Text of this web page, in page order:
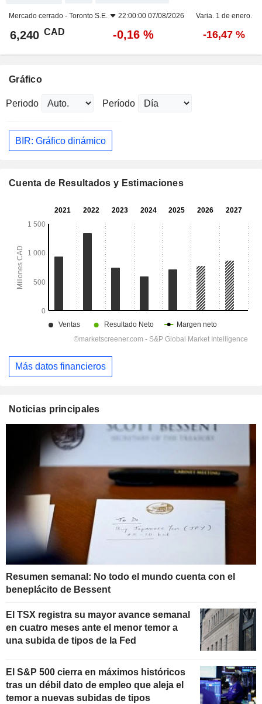
Mercado cerrado - Toronto S.E. 22:00:00 07/08/2026 Varia. 1 de enero.
6,240 CAD -0,16 % -16,47 %
Gráfico
Periodo Período
BIR: Gráfico dinámico
Cuenta de Resultados y Estimaciones
Más datos financieros
Noticias principales
Resumen semanal: No todo el mundo cuenta con el
beneplácito de Bessent
El TSX registra su mayor avance semanal
en cuatro meses ante el menor temor a
una subida de tipos de la Fed
El S&P 500 cierra en máximos históricos
tras un débil dato de empleo que aleja el
temor a nuevas subidas de tipos